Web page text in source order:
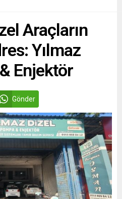
Araçların
Yılmaz
Enjektör
Gönder